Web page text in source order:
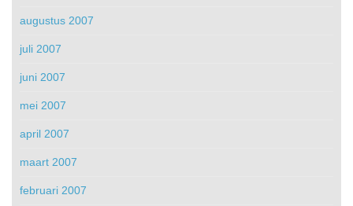
augustus 2007
juli 2007
juni 2007
mei 2007
april 2007
maart 2007
februari 2007